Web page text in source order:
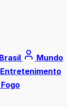
Brasil
Mundo
Entretenimento